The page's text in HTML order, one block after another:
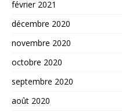
février 2021
décembre 2020
novembre 2020
octobre 2020
septembre 2020
août 2020